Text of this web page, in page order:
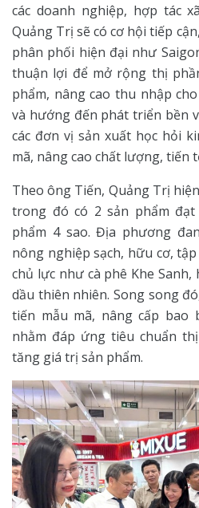
các doanh nghiệp, hợp tác
Quảng Trị sẽ có cơ hội tiếp
phân phối hiện đại như
thuận lợi để mở rộng thị
phẩm, nâng cao thu nhập
và hướng đến phát triển bền
các đơn vị sản xuất học hỏi
mã, nâng cao chất lượng, tiến
Theo ông Tiến, Quảng Trị
trong đó có 2 sản phẩm đạt
phẩm 4 sao. Địa phương
nông nghiệp sạch, hữu cơ,
chủ lực như cà phê Khe
dầu thiên nhiên. Song song
tiến mẫu mã, nâng cấp bao
nhằm đáp ứng tiêu chuẩn
tăng giá trị sản phẩm.